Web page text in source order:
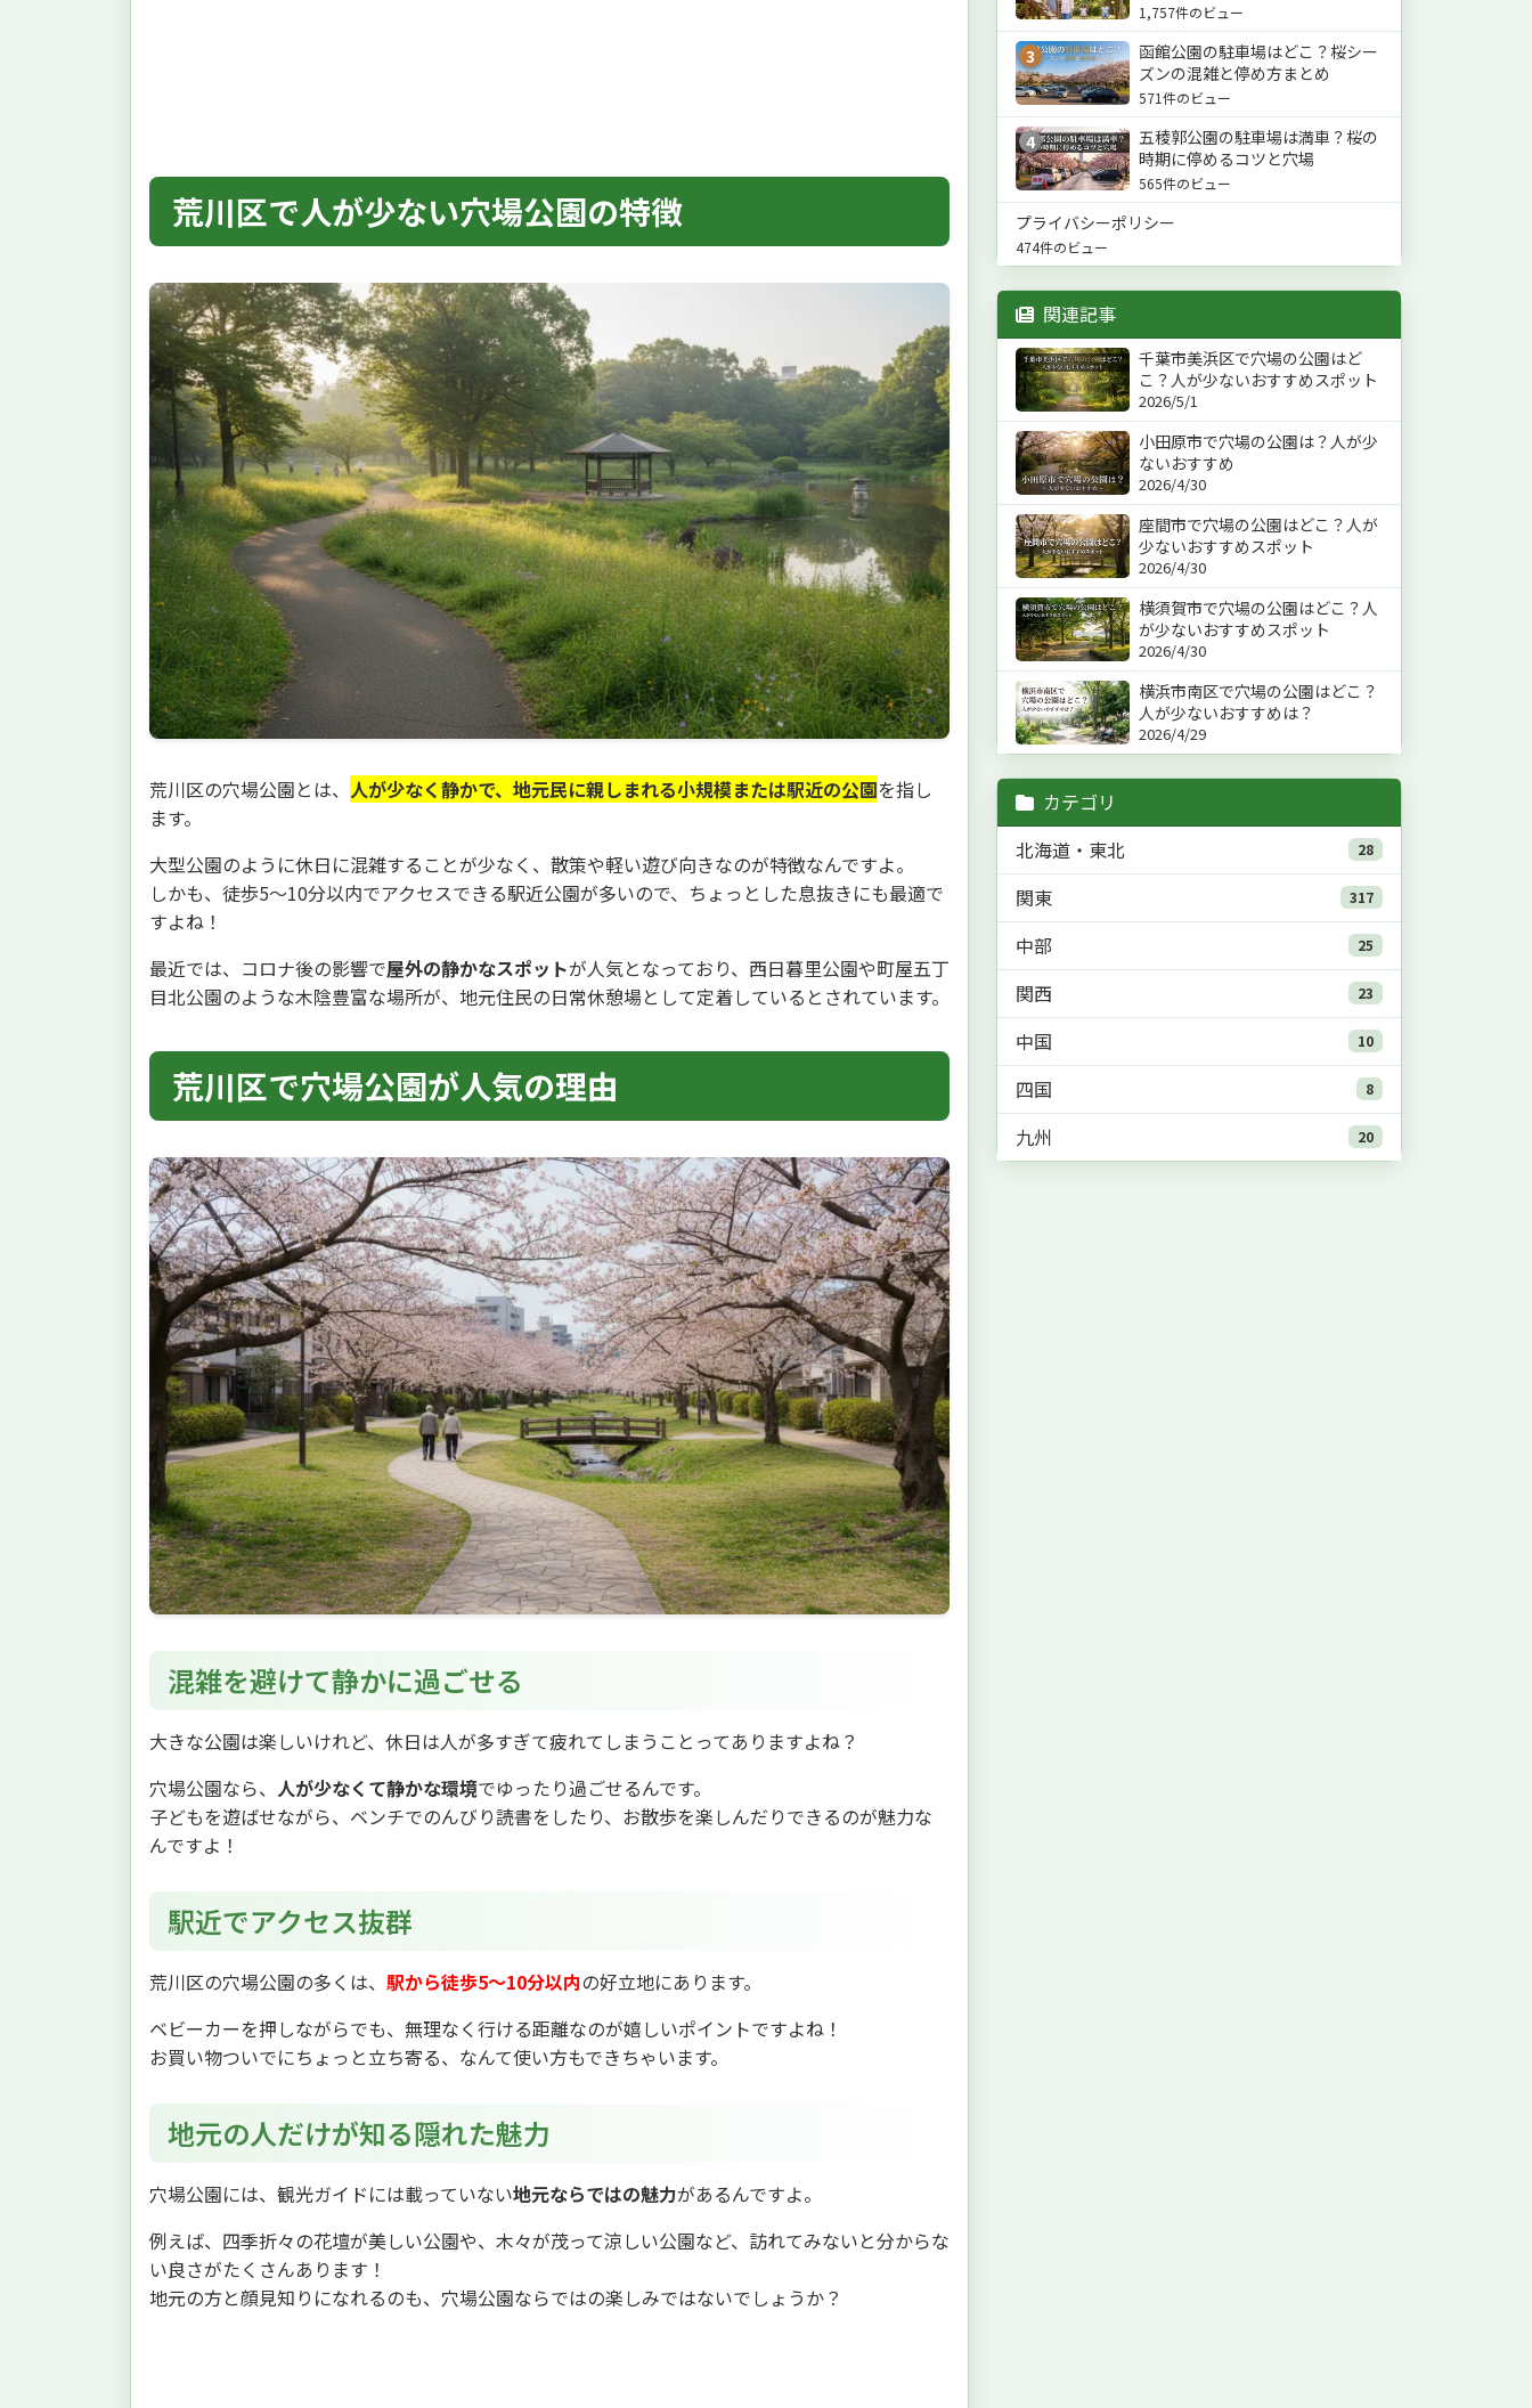
荒川区で人が少ない穴場公園の特徴
荒川区の穴場公園とは、 人が少なく静かで、地元民に親しまれる小規模または駅近の公園を指し
ます。
大型公園のように休日に混雑することが少なく、散策や軽い遊び向きなのが特徴なんですよ。
しかも、徒歩5〜10分以内でアクセスできる駅近公園が多いので、ちょっとした息抜きにも最適で
すよね！
最近では、コロナ後の影響で屋外の静かなスポットが人気となっており、西日暮里公園や町屋五丁
目北公園のような木陰豊富な場所が、地元住民の日常休憩場として定着しているとされています。
荒川区で穴場公園が人気の理由
混雑を避けて静かに過ごせる
大きな公園は楽しいけれど、休日は人が多すぎて疲れてしまうことってありますよね？
穴場公園なら、 人が少なくて静かな環境でゆったり過ごせるんです。
子どもを遊ばせながら、ベンチでのんびり読書をしたり、お散歩を楽しんだりできるのが魅力な
んですよ！
駅近でアクセス抜群
荒川区の穴場公園の多くは、 駅から徒歩5〜10分以内の好立地にあります。
ベビーカーを押しながらでも、無理なく行ける距離なのが嬉しいポイントですよね！
お買い物ついでにちょっと立ち寄る、なんて使い方もできちゃいます。
地元の人だけが知る隠れた魅力
穴場公園には、観光ガイドには載っていない地元ならではの魅力があるんですよ。
例えば、四季折々の花壇が美しい公園や、木々が茂って涼しい公園など、訪れてみないと分からな
い良さがたくさんあります！
地元の方と顔見知りになれるのも、穴場公園ならではの楽しみではないでしょうか？
1,757件のビュー
3
函館公園の駐車場はどこ？桜シー
ズンの混雑と停め方まとめ
571件のビュー
4
五稜郭公園の駐車場は満車？桜の
時期に停めるコツと穴場
565件のビュー
プライバシーポリシー
474件のビュー
関連記事
千葉市美浜区で穴場の公園はど
こ？人が少ないおすすめスポット
2026/5/1
小田原市で穴場の公園は？人が少
ないおすすめ
2026/4/30
座間市で穴場の公園はどこ？人が
少ないおすすめスポット
2026/4/30
横須賀市で穴場の公園はどこ？人
が少ないおすすめスポット
2026/4/30
横浜市南区で穴場の公園はどこ？
人が少ないおすすめは？
2026/4/29
カテゴリ
北海道・東北
28
関東 317
中部 25
関西 23
中国 10
四国 8
九州 20